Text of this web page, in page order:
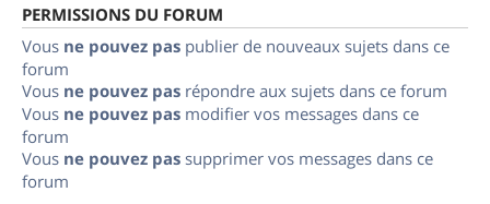
PERMISSIONS DU FORUM
Vous ne pouvez pas publier de nouveaux sujets dans ce
forum
Vous ne pouvez pas répondre aux sujets dans ce forum
Vous ne pouvez pas modifier vos messages dans ce
forum
Vous ne pouvez pas supprimer vos messages dans ce
forum